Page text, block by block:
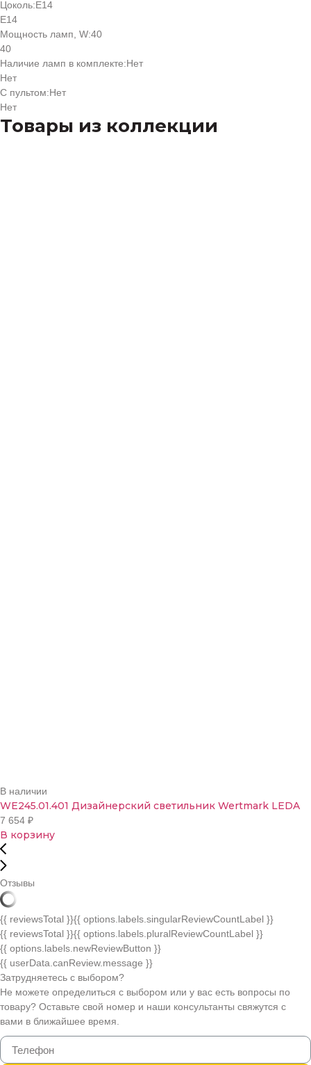
Цоколь:Е14
Е14
Мощность ламп, W:40
40
Наличие ламп в комплекте:Нет
Нет
С пультом:Нет
Нет
Товары из коллекции
В наличии
WE245.01.401 Дизайнерский светильник Wertmark LEDA
7 654 ₽
В корзину
Отзывы
{{ reviewsTotal }}{{ options.labels.singularReviewCountLabel }}
{{ reviewsTotal }}{{ options.labels.pluralReviewCountLabel }}
{{ options.labels.newReviewButton }}
{{ userData.canReview.message }}
Затрудняетесь с выбором?
Не можете определиться с выбором или у вас есть вопросы по
товару? Оставьте свой номер и наши консультанты свяжутся с
вами в ближайшее время.